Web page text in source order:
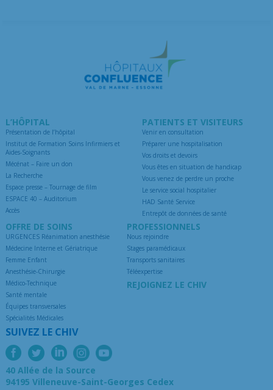
L’HÔPITAL
Présentation de l’hôpital
Institut de Formation Soins Infirmiers et
Aides-Soignants
Mécénat – Faire un don
La Recherche
Espace presse – Tournage de film
ESPACE 40 – Auditorium
Accès
PATIENTS ET VISITEURS
Venir en consultation
Préparer une hospitalisation
Vos droits et devoirs
Vous êtes en situation de handicap
Vous venez de perdre un proche
Le service social hospitalier
HAD Santé Service
Entrepôt de données de santé
OFFRE DE SOINS
URGENCES Réanimation anesthésie
Médecine Interne et Gériatrique
Femme Enfant
Anesthésie-Chirurgie
Médico-Technique
Santé mentale
Équipes transversales
Spécialités Médicales
PROFESSIONNELS
Nous rejoindre
Stages paramédicaux
Transports sanitaires
Téléexpertise
REJOIGNEZ LE CHIV
SUIVEZ LE CHIV
40 Allée de la Source
94195 Villeneuve-Saint-Georges Cedex